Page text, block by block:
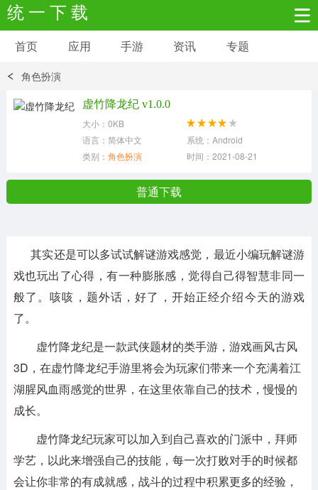
统 一 下 载
安卓应用 安卓游戏
系统工具 其它应用
首页 应用 手游 资讯 专题
角色扮演
虚竹降龙纪 v1.0.0
大小：0KB
语言：简体中文
系统：Android
类别： 角色扮演 时间：2021-08-21
普通下载
其实还是可以多试试解谜游戏感觉，最近小编玩解谜游
戏也玩出了心得，有一种膨胀感，觉得自己得智慧非同一
般了。咳咳，题外话，好了，开始正经介绍今天的游戏
了。
虚竹降龙纪是一款武侠题材的类手游，游戏画风古风
3D，在虚竹降龙纪手游里将会为玩家们带来一个充满着江
湖腥风血雨感觉的世界，在这里依靠自己的技术，慢慢的
成长。
虚竹降龙纪玩家可以加入到自己喜欢的门派中，拜师
学艺，以此来增强自己的技能，每一次打败对手的时候都
会让你非常的有成就感，战斗的过程中积累更多的经验，